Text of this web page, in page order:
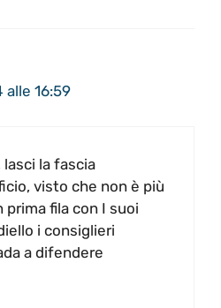
alle 16:59
lasci la fascia
visto che non è più
fila con I suoi
i consiglieri
a difendere